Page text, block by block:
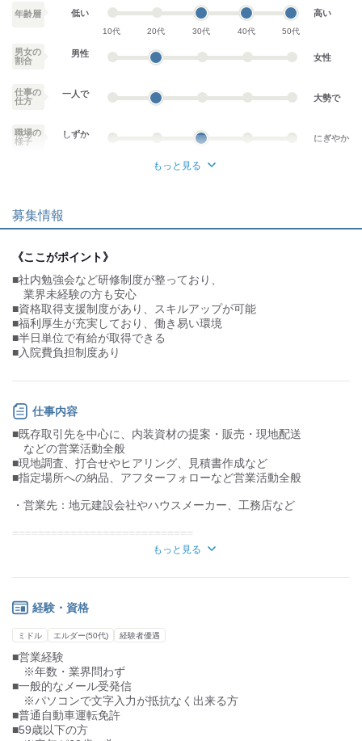
年齢層 低い
10代 20代 30代 40代 50代
高い
男女の
割合
男性 女性
仕事の
仕方
一人で 大勢で
職場の
様子
しずか にぎやか
個性が生かせる
デスクワーク
お客様との対話が
少ない
力仕事が少ない
知識・経験不要
もっと見る
募集情報
《ここがポイント》
■社内勉強会など研修制度が整っており、
業界未経験の方も安心
■資格取得支援制度があり、スキルアップが可能
■福利厚生が充実しており、働き易い環境
■半日単位で有給が取得できる
■入院費負担制度あり
仕事内容
■既存取引先を中心に、内装資材の提案・販売・現地配送
などの営業活動全般
■現地調査、打合せやヒアリング、見積書作成など
■指定場所への納品、アフターフォローなど営業活動全般
・営業先：地元建設会社やハウスメーカー、工務店など
============================
出来る職場環境です。
はじめは既存顧客中心で、安心してスタートができます。
先輩社員について一から丁寧にお教えいたしますので、業界未経
験
の方もご安心下さい。
もっと見る
経験・資格
ミドル エルダー(50代) 経験者優遇
■営業経験
※年数・業界問わず
■一般的なメール受発信
※パソコンで文字入力が抵抗なく出来る方
■普通自動車運転免許
■59歳以下の方